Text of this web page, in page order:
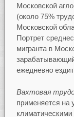
Московской
(около 75%
Московской
Портрет
мигранта в
ежедневно
Вахтовая
применяется на